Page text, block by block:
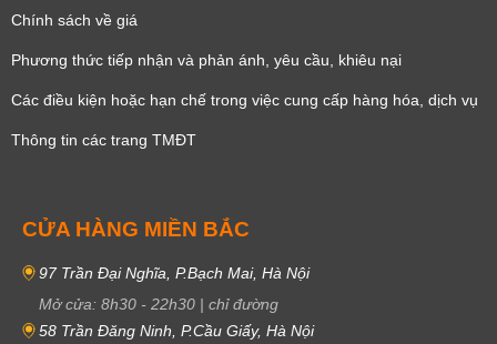
Chính sách về giá
Phương thức tiếp nhận và phản ánh, yêu cầu, khiêu nại
Các điều kiện hoặc hạn chế trong việc cung cấp hàng hóa, dịch vụ
Thông tin các trang TMĐT
CỬA HÀNG MIỀN BẮC
97 Trần Đại Nghĩa, P.Bạch Mai, Hà Nội
Mở cửa: 8h30 - 22h30 | chỉ đường
58 Trần Đăng Ninh, P.Cầu Giấy, Hà Nội